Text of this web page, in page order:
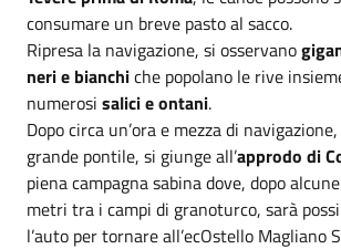
consumare un breve pasto al sacco.
Ripresa la navigazione, si osservano
neri e bianchiche popolano le rive
numerosi salici e ontani.
Dopo circa un’ora e mezza di
grande pontile, si giunge all’approdo di
piena campagna sabina dove, dopo
metri tra i campi di granoturco, sarà
l’auto per tornare all’ecOstello Magliano